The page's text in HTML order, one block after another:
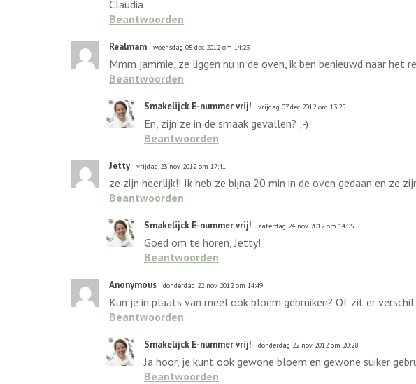
Claudia
Beantwoorden
Realmam woensdag 05 dec 2012 om 14:23
Mmm jammie, ze liggen nu in de oven, ik ben benieuwd naar het
Beantwoorden
Smakelijck E-nummer vrij! vrijdag 07 dec 2012 om 13:25
En, zijn ze in de smaak gevallen? ;-)
Beantwoorden
Jetty vrijdag 23 nov 2012 om 17:41
ze zijn heerlijk!! Ik heb ze bijna 20 min in de oven gedaan en ze
Beantwoorden
Smakelijck E-nummer vrij! zaterdag 24 nov 2012 om 14:05
Goed om te horen, Jetty!
Beantwoorden
Anonymous donderdag 22 nov 2012 om 14:49
Kun je in plaats van meel ook bloem gebruiken? Of zit er
Beantwoorden
Smakelijck E-nummer vrij! donderdag 22 nov 2012 om 20:28
Ja hoor, je kunt ook gewone bloem en gewone suiker
Beantwoorden